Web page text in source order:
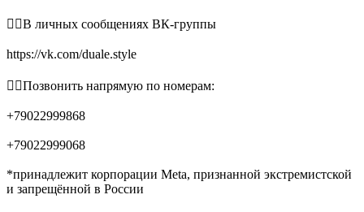
👉🏻В личных сообщениях ВК-группы
https://vk.com/duale.style
👉🏻Позвонить напрямую по номерам:
+79022999868
+79022999068
*принадлежит корпорации Meta, признанной экстремистской
и запрещённой в России